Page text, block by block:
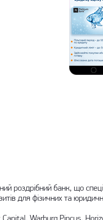
роздрібний банк, що
для фізичних та